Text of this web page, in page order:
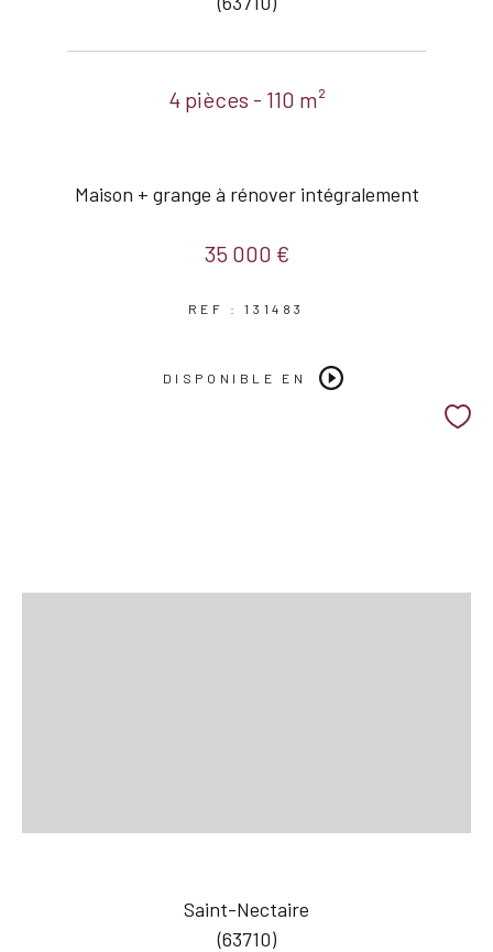
4 pièces - 110 m²
Maison + grange à rénover intégralement
35 000 €
REF : 131483
DISPONIBLE EN
Saint-Nectaire
(63710)